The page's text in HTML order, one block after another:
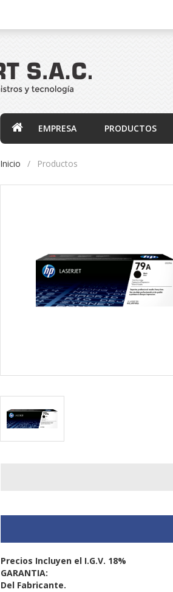
EMPRESA PRODUCTOS
Inicio Productos
Precios Incluyen el I.G.V. 18%
GARANTIA:
Del Fabricante.